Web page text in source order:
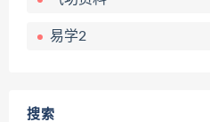
易学2
搜索